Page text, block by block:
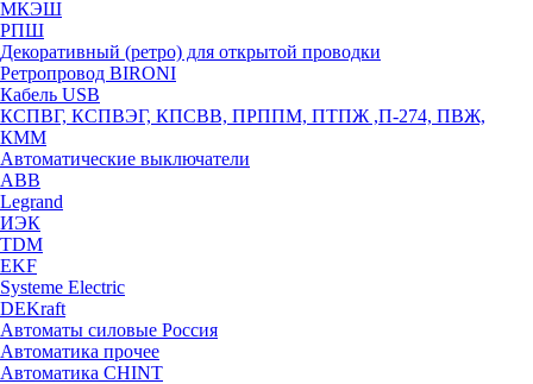
МКЭШ
РПШ
Декоративный (ретро) для открытой проводки
Ретропровод BIRONI
Кабель USB
КСПВГ, КСПВЭГ, КПСВВ, ПРППМ, ПТПЖ ,П-274, ПВЖ,
КММ
Автоматические выключатели
ABB
Legrand
ИЭК
TDM
EKF
Systeme Electric
DEKraft
Автоматы силовые Россия
Автоматика прочее
Автоматика CHINT